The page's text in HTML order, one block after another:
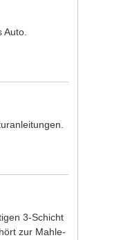
3-Schicht
zur Mahle-